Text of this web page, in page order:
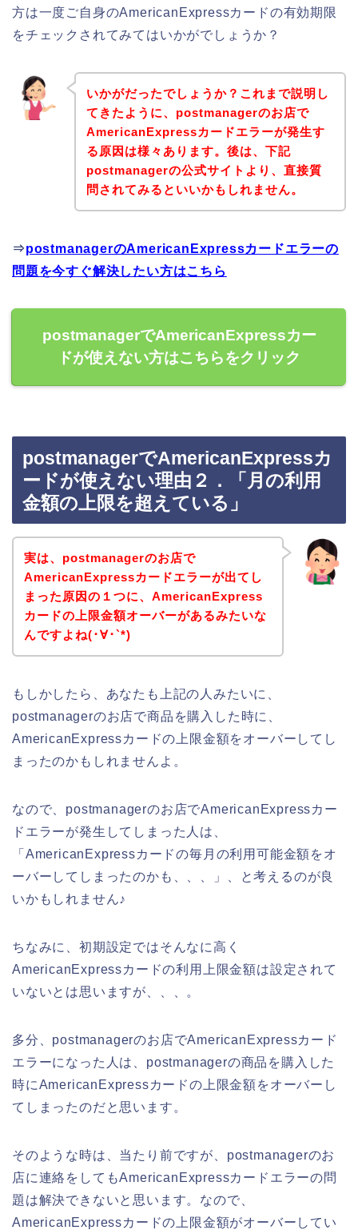
方は一度ご自身のAmericanExpressカードの有効期限
をチェックされてみてはいかがでしょうか？
いかがだったでしょうか？これまで説明し
てきたように、postmanagerのお店で
AmericanExpressカードエラーが発生す
る原因は様々あります。後は、下記
postmanagerの公式サイトより、直接質
問されてみるといいかもしれません。
⇒postmanagerのAmericanExpressカードエラーの
問題を今すぐ解決したい方はこちら
postmanagerでAmericanExpressカー
ドが使えない方はこちらをクリック
postmanagerでAmericanExpressカ
ードが使えない理由２．「月の利用
金額の上限を超えている」
実は、postmanagerのお店で
AmericanExpressカードエラーが出てし
まった原因の１つに、AmericanExpress
カードの上限金額オーバーがあるみたいな
んですよね(･∀･`*)
もしかしたら、あなたも上記の人みたいに、
postmanagerのお店で商品を購入した時に、
AmericanExpressカードの上限金額をオーバーしてし
まったのかもしれませんよ。
なので、postmanagerのお店でAmericanExpressカー
ドエラーが発生してしまった人は、
「AmericanExpressカードの毎月の利用可能金額をオ
ーバーしてしまったのかも、、、」、と考えるのが良
いかもしれません♪
ちなみに、初期設定ではそんなに高く
AmericanExpressカードの利用上限金額は設定されて
いないとは思いますが、、、。
多分、postmanagerのお店でAmericanExpressカード
エラーになった人は、postmanagerの商品を購入した
時にAmericanExpressカードの上限金額をオーバーし
てしまったのだと思います。
そのような時は、当たり前ですが、postmanagerのお
店に連絡をしてもAmericanExpressカードエラーの問
題は解決できないと思います。なので、
AmericanExpressカードの上限金額がオーバーしてい